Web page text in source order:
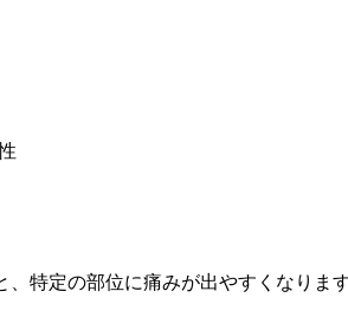
特定の部位に痛みが出やすくなります